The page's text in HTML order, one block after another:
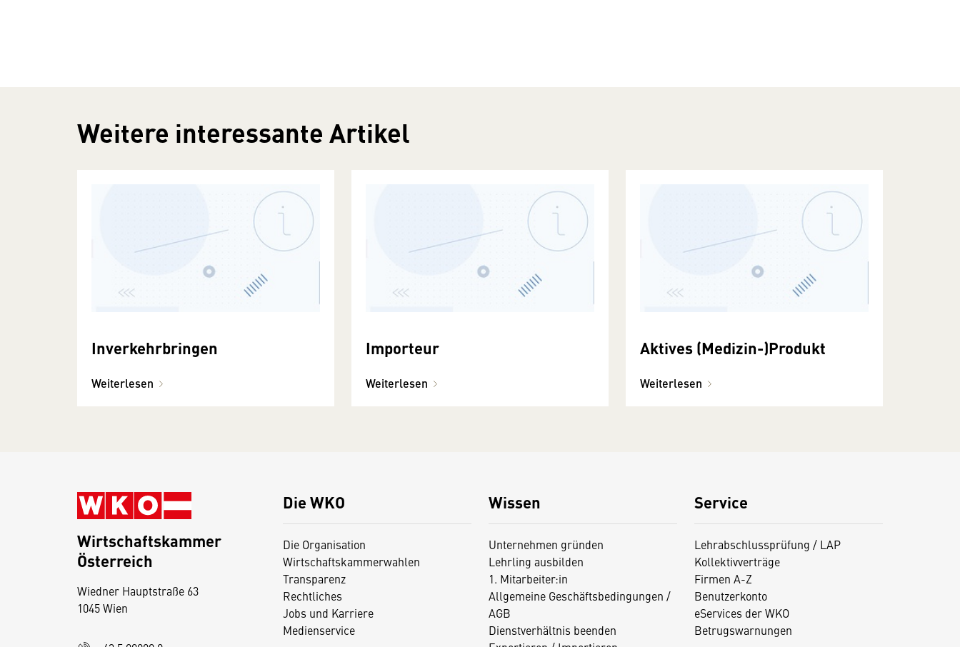
Weitere interessante Artikel
Inverkehrbringen
Weiterlesen
Importeur
Weiterlesen
Aktives (Medizin-)Produkt
Weiterlesen
Die WKO
Die Organisation
Wirtschaftskammerwahlen
Transparenz
Rechtliches
Jobs und Karriere
Medienservice
Wissen
Unternehmen gründen
Lehrling ausbilden
1. Mitarbeiter:in
Allgemeine Geschäftsbedingungen /
AGB
Dienstverhältnis beenden
Service
Lehrabschlussprüfung / LAP
Kollektivverträge
Firmen A-Z
Benutzerkonto
eServices der WKO
Betrugswarnungen
Wirtschaftskammer
Österreich
Wiedner Hauptstraße 63
1045 Wien